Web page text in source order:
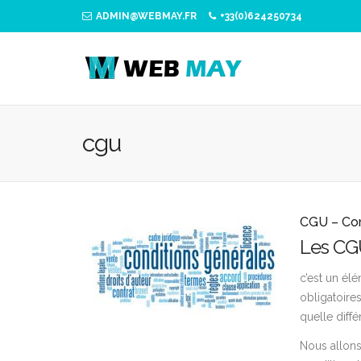
ADMIN@WEBMAY.FR +33(0)624250734
cgu
CGU –
Les
c’est un
quelle
Nous